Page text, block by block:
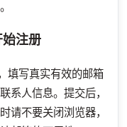
注册
填写真实有效的邮箱
系人信息。提交后，
请不要关闭浏览器，